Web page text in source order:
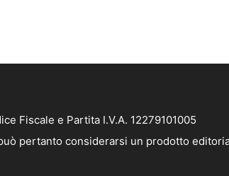
Fiscale e Partita I.V.A. 12279101005
pertanto considerarsi un prodotto